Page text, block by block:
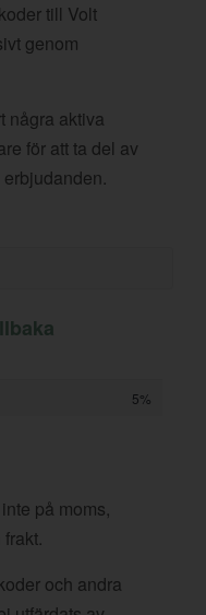
till Volt
genom
några aktiva
för att ta del av
5%
på moms,
och andra